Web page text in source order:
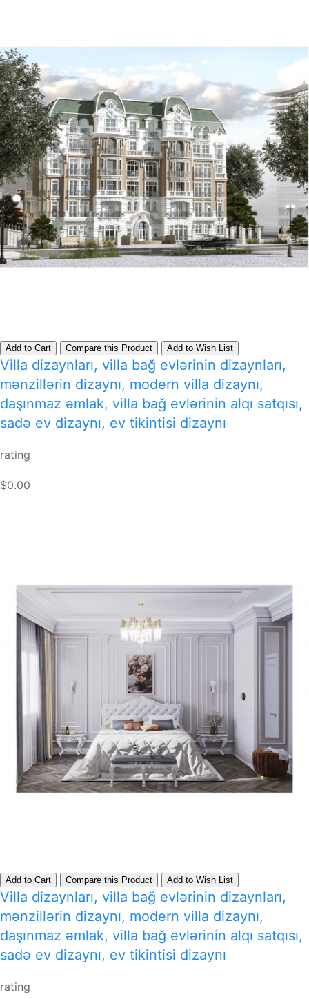
Add to Cart Compare this Product Add to Wish List
Villa dizaynları, villa bağ evlərinin dizaynları,
mənzillərin dizaynı, modern villa dizaynı,
daşınmaz əmlak, villa bağ evlərinin alqı satqısı,
sadə ev dizaynı, ev tikintisi dizaynı
rating
$0.00
Add to Cart Compare this Product Add to Wish List
Villa dizaynları, villa bağ evlərinin dizaynları,
mənzillərin dizaynı, modern villa dizaynı,
daşınmaz əmlak, villa bağ evlərinin alqı satqısı,
sadə ev dizaynı, ev tikintisi dizaynı
rating